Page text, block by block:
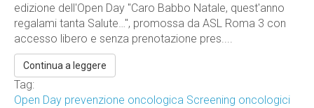
edizione dell'Open Day "Caro Babbo Natale, quest'anno
regalami tanta Salute…", promossa da ASL Roma 3 con
accesso libero e senza prenotazione pres....
Continua a leggere
Tag:
Open Day prevenzione oncologica Screening oncologici